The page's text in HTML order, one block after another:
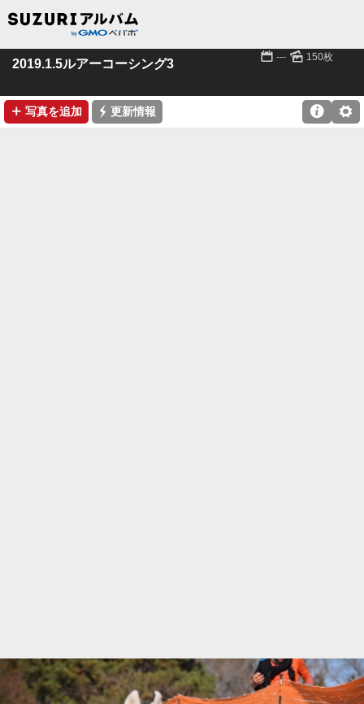
2019.1.5ルアーコーシング3 📅 --- 🌄 150枚
➕ 写真を追加 ⚡ 更新情報 ⚙
